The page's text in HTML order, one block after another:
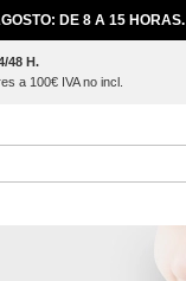
DE 8 A 15 HORAS.
48 H.
a 100€ IVA no incl.